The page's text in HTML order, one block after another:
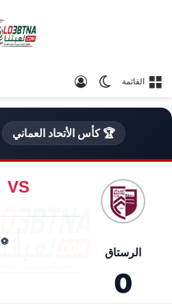
القائمة الوضع المظلم
🏆 كأس الأتحاد العماني
الرستاق
0
VS
⚽